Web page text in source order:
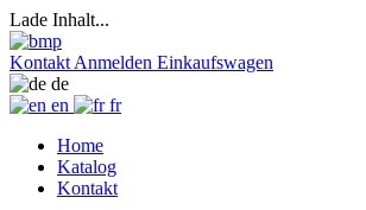
Lade Inhalt...
Kontakt Anmelden Einkaufswagen
de
en
fr
Home
Katalog
Kontakt